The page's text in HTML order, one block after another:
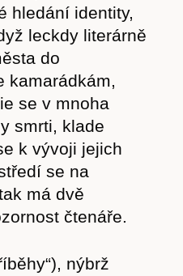
Akce
hledání identity,
leckdy literárně
do
kamarádkám,
se v mnoha
smrti, klade
k vývoji jejich
se na
má dvě
čtenáře.
nýbrž